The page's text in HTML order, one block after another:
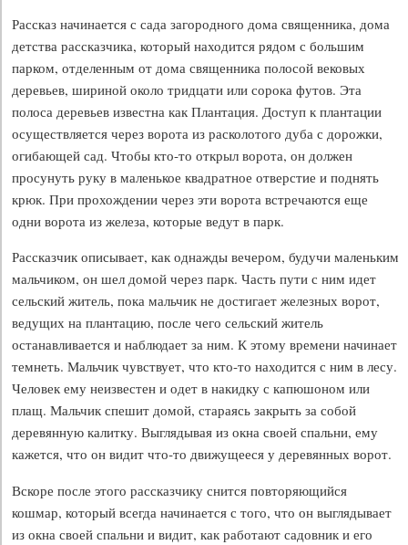
Рассказ начинается с сада загородного дома священника, дома
детства рассказчика, который находится рядом с большим
парком, отделенным от дома священника полосой вековых
деревьев, шириной около тридцати или сорока футов. Эта
полоса деревьев известна как Плантация. Доступ к плантации
осуществляется через ворота из расколотого дуба с дорожки,
огибающей сад. Чтобы кто-то открыл ворота, он должен
просунуть руку в маленькое квадратное отверстие и поднять
крюк. При прохождении через эти ворота встречаются еще
одни ворота из железа, которые ведут в парк.
Рассказчик описывает, как однажды вечером, будучи маленьким
мальчиком, он шел домой через парк. Часть пути с ним идет
сельский житель, пока мальчик не достигает железных ворот,
ведущих на плантацию, после чего сельский житель
останавливается и наблюдает за ним. К этому времени начинает
темнеть. Мальчик чувствует, что кто-то находится с ним в лесу.
Человек ему неизвестен и одет в накидку с капюшоном или
плащ. Мальчик спешит домой, стараясь закрыть за собой
деревянную калитку. Выглядывая из окна своей спальни, ему
кажется, что он видит что-то движущееся у деревянных ворот.
Вскоре после этого рассказчику снится повторяющийся
кошмар, который всегда начинается с того, что он выглядывает
из окна своей спальни и видит, как работают садовник и его